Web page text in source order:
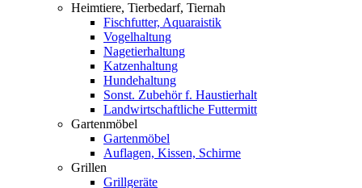
Heimtiere, Tierbedarf, Tiernah
Fischfutter, Aquaraistik
Vogelhaltung
Nagetierhaltung
Katzenhaltung
Hundehaltung
Sonst. Zubehör f. Haustierhalt
Landwirtschaftliche Futtermitt
Gartenmöbel
Gartenmöbel
Auflagen, Kissen, Schirme
Grillen
Grillgeräte